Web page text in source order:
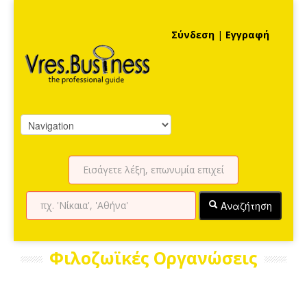
Σύνδεση | Εγγραφή
Αναζήτηση
Φιλοζωϊκές Οργανώσεις